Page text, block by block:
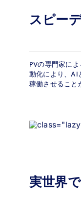
スピー
PVの専門家に
動化により、AI
稼働させること
実世界